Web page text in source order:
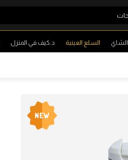
الشاي السلع العينية د.كيف في المنزل